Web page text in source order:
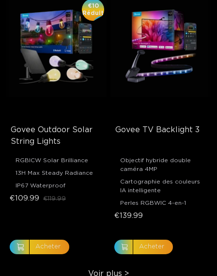
Govee Outdoor Solar
String Lights
RGBICW Solar Brilliance
13H Max Steady Radiance
IP67 Waterproof
€10
Réduit
€109.99 €119.99
Acheter
Govee TV Backlight 3
Objectif hybride double
caméra 4MP
Cartographie des couleurs
IA intelligente
Perles RGBWIC 4-en-1
€139.99
Acheter
Voir plus >